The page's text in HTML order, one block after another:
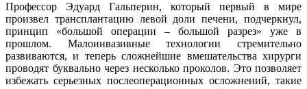
Профессор Эдуард Гальперин, который первый в мире
произвел трансплантацию левой доли печени, подчеркнул,
принцип «большой операции – большой разрез» уже в
прошлом. Малоинвазивные технологии стремительно
развиваются, и теперь сложнейшие вмешательства хирурги
проводят буквально через несколько проколов. Это позволяет
избежать серьезных послеоперационных осложнений, такие